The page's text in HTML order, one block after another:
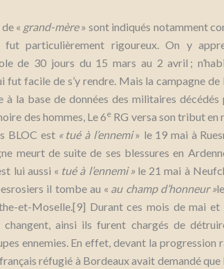
« grand-mère» sont indiqués notamment
fut particulièrement rigoureux. On y
de 30 jours du 15 mars au 2 avril ;
fut facile de s’y rendre. Mais la campagne
la base de données des militaires décédés
des hommes, Le 6e RG versa son tribut
BLOC est « tué à l’ennemi» le 19 mai à
meurt de suite de ses blessures en
lui aussi « tué à l’ennemi »le 21 mai à
il tombe au « au champ d’honneur »
et-Moselle.[9] Durant ces mois de mai et
changent, ainsi ils furent chargés de
ennemies. En effet, devant la progression
réfugié à Bordeaux avait demandé